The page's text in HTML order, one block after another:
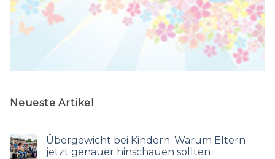
Neueste Artikel
Übergewicht bei Kindern: Warum Eltern
jetzt genauer hinschauen sollten